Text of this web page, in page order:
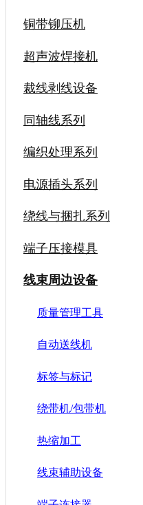
铜带铆压机
超声波焊接机
裁线剥线设备
同轴线系列
编织处理系列
电源插头系列
绕线与捆扎系列
端子压接模具
线束周边设备
质量管理工具
自动送线机
标签与标记
绕带机/包带机
热缩加工
线束辅助设备